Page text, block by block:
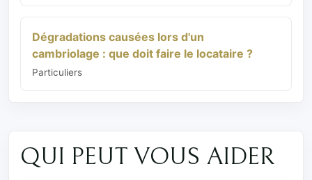
Dégradations causées lors d'un
cambriolage : que doit faire le locataire ?
Particuliers
QUI PEUT VOUS AIDER